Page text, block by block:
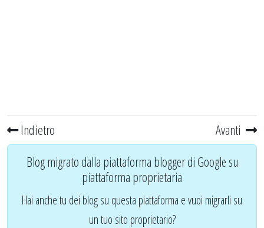
Indietro Avanti
Blog migrato dalla piattaforma blogger di Google su
piattaforma proprietaria
Hai anche tu dei blog su questa piattaforma e vuoi migrarli su
un tuo sito proprietario?